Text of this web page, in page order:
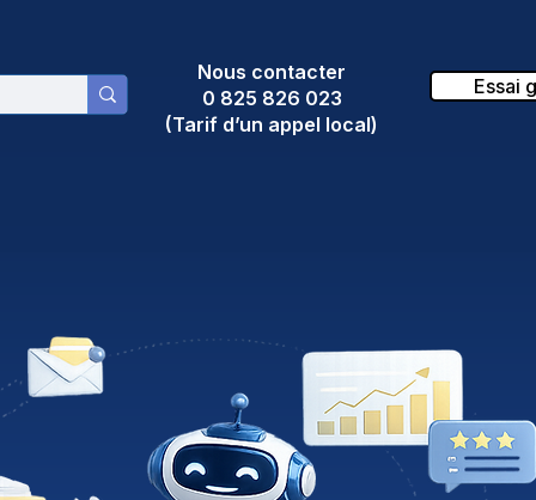
Nous contacter
0 825 826 023
(Tarif d’un appel local)
Essai